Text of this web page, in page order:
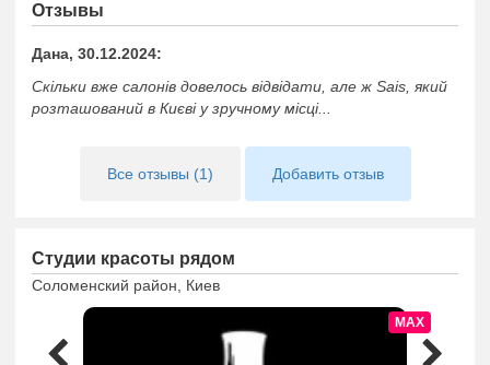
лица и тела.
Отзывы
Дана, 30.12.2024:
Скільки вже салонів довелось відвідати, але ж Sais, який
розташований в Києві у зручному місці...
Все отзывы (1) Добавить отзыв
Студии красоты рядом
Соломенский район, Киев
MAX